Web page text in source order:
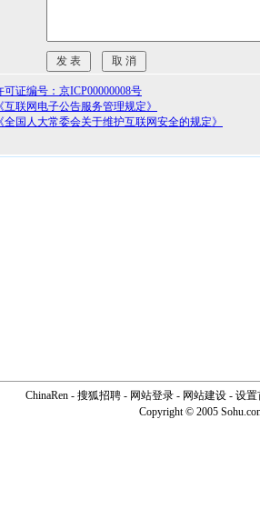
证编号：京ICP00000008号
联网电子公告服务管理规定》
全国人大常委会关于维护互联网安全的规定》
ChinaRen - 搜狐招聘 - 网站登录 - 网站建设 - 设置
Copyright © 2005